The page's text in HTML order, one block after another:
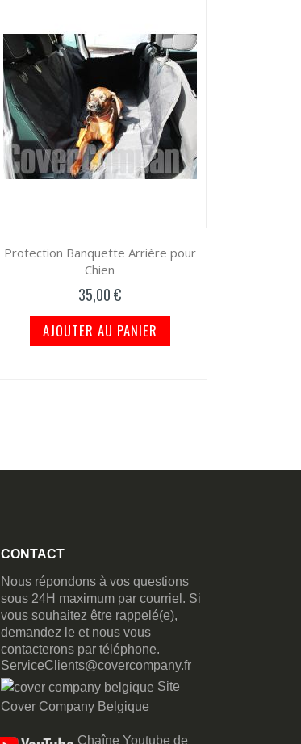
Protection Banquette Arrière pour
Chien
35,00 €
AJOUTER AU PANIER
CONTACT
Nous répondons à vos questions
sous 24H maximum par courriel. Si
vous souhaitez être rappelé(e),
demandez le et nous vous
contacterons par téléphone.
ServiceClients@covercompany.fr
Site
Cover Company Belgique
Chaîne Youtube de